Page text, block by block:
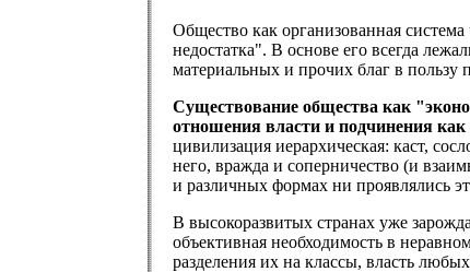
Общество как организованная
недостатка". В основе его всегда
материальных и прочих благ в пользу
Существование общества как
отношения власти и подчинения как
цивилизация иерархическая: каст,
него, вражда и соперничество (и
и различных формах ни проявлялись
В высокоразвитых странах уже
объективная необходимость в
разделения их на классы, власть